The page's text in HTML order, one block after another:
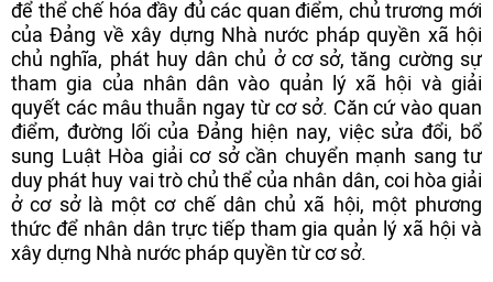
để thể chế hóa đầy đủ các quan điểm, chủ trương mới
của Đảng về xây dựng Nhà nước pháp quyền xã hội
chủ nghĩa, phát huy dân chủ ở cơ sở, tăng cường sự
tham gia của nhân dân vào quản lý xã hội và giải
quyết các mâu thuẫn ngay từ cơ sở. Căn cứ vào quan
điểm, đường lối của Đảng hiện nay, việc sửa đổi, bổ
sung Luật Hòa giải cơ sở cần chuyển mạnh sang tư
duy phát huy vai trò chủ thể của nhân dân, coi hòa giải
ở cơ sở là một cơ chế dân chủ xã hội, một phương
thức để nhân dân trực tiếp tham gia quản lý xã hội và
xây dựng Nhà nước pháp quyền từ cơ sở.